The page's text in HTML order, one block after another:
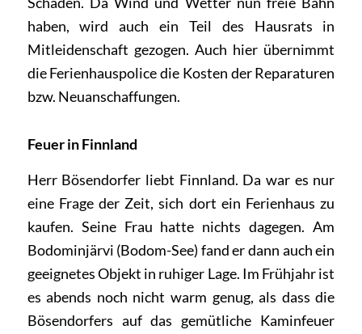
haben, wird auch ein Teil des Hausrats in
Mitleidenschaft gezogen. Auch hier übernimmt
die Ferienhauspolice die Kosten der Reparaturen
bzw. Neuanschaffungen.
Feuer in Finnland
Herr Bösendorfer liebt Finnland. Da war es nur
eine Frage der Zeit, sich dort ein Ferienhaus zu
kaufen. Seine Frau hatte nichts dagegen. Am
Bodominjärvi (Bodom-See) fand er dann auch ein
geeignetes Objekt in ruhiger Lage. Im Frühjahr ist
es abends noch nicht warm genug, als dass die
Bösendorfers auf das gemütliche Kaminfeuer